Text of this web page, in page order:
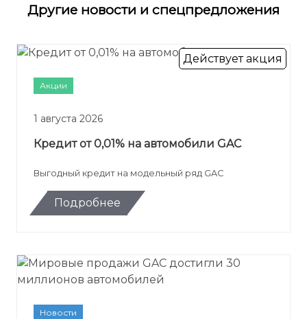
Другие новости и спецпредложения
Действует акция
Акции
1 августа 2026
Кредит от 0,01% на автомобили GAC
Выгодный кредит на модельный ряд GAC
Подробнее
Новости